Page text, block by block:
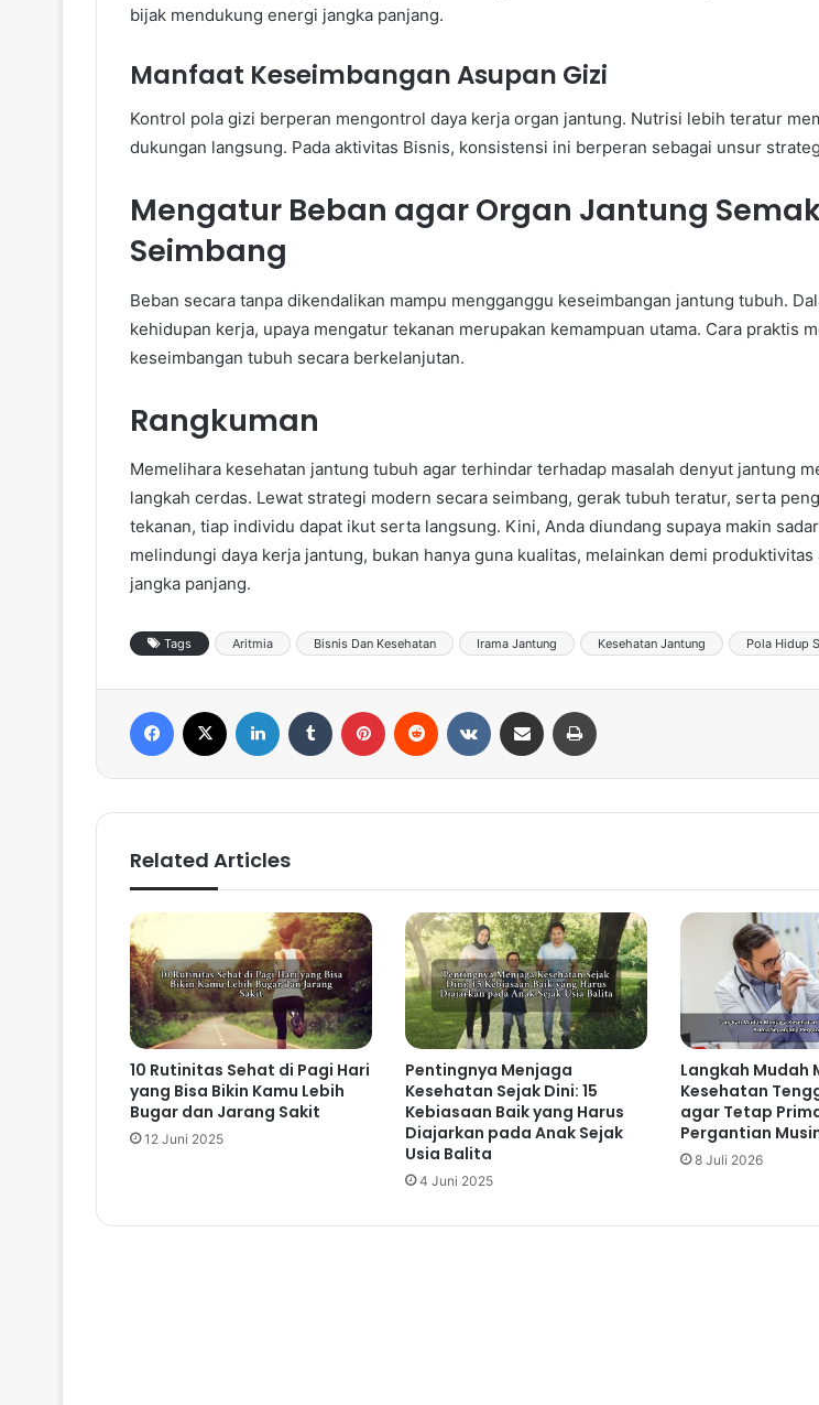
bijak mendukung energi jangka panjang.
Manfaat Keseimbangan Asupan Gizi
Kontrol pola gizi berperan mengontrol daya kerja organ jantung. Nutrisi lebih teratur
dukungan langsung. Pada aktivitas Bisnis, konsistensi ini berperan sebagai unsur
Mengatur Beban agar Organ Jantung
Seimbang
Beban secara tanpa dikendalikan mampu mengganggu keseimbangan jantung tubuh.
kehidupan kerja, upaya mengatur tekanan merupakan kemampuan utama. Cara praktis
keseimbangan tubuh secara berkelanjutan.
Rangkuman
Memelihara kesehatan jantung tubuh agar terhindar terhadap masalah denyut jantung
langkah cerdas. Lewat strategi modern secara seimbang, gerak tubuh teratur, serta
tekanan, tiap individu dapat ikut serta langsung. Kini, Anda diundang supaya makin
melindungi daya kerja jantung, bukan hanya guna kualitas, melainkan demi produktivitas
jangka panjang.
Tags Aritmia Bisnis Dan Kesehatan Irama Jantung Kesehatan Jantung Pola Hidup
Related Articles
10 Rutinitas Sehat di Pagi Hari
yang Bisa Bikin Kamu Lebih
Bugar dan Jarang Sakit
12 Juni 2025
Pentingnya Menjaga
Kesehatan Sejak Dini: 15
Kebiasaan Baik yang Harus
Diajarkan pada Anak Sejak
Usia Balita
4 Juni 2025
Langkah Mudah
Kesehatan
agar Tetap
Pergantian
8 Juli 2026